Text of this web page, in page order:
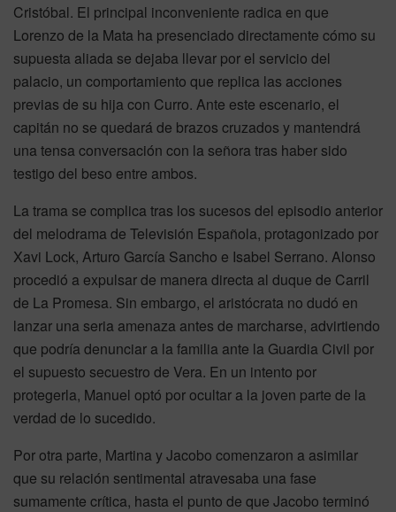
Cristóbal. El principal inconveniente radica en que
Lorenzo de la Mata ha presenciado directamente cómo su
supuesta aliada se dejaba llevar por el servicio del
palacio, un comportamiento que replica las acciones
previas de su hija con Curro. Ante este escenario, el
capitán no se quedará de brazos cruzados y mantendrá
una tensa conversación con la señora tras haber sido
testigo del beso entre ambos.
La trama se complica tras los sucesos del episodio anterior
del melodrama de Televisión Española, protagonizado por
Xavi Lock, Arturo García Sancho e Isabel Serrano. Alonso
procedió a expulsar de manera directa al duque de Carril
de La Promesa. Sin embargo, el aristócrata no dudó en
lanzar una seria amenaza antes de marcharse, advirtiendo
que podría denunciar a la familia ante la Guardia Civil por
el supuesto secuestro de Vera. En un intento por
protegerla, Manuel optó por ocultar a la joven parte de la
verdad de lo sucedido.
Por otra parte, Martina y Jacobo comenzaron a asimilar
que su relación sentimental atravesaba una fase
sumamente crítica, hasta el punto de que Jacobo terminó